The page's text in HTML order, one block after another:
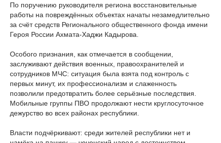
По поручению руководителя региона восстановительные
работы на повреждённых объектах начаты незамедлительно
за счёт средств Регионального общественного фонда имени
Героя России Ахмата-Хаджи Кадырова.
Особого признания, как отмечается в сообщении,
заслуживают действия военных, правоохранителей и
сотрудников МЧС: ситуация была взята под контроль с
первых минут, их профессионализм и слаженность
позволили предотвратить более серьёзные последствия.
Мобильные группы ПВО продолжают нести круглосуточное
дежурство во всех районах республики.
Власти подчёркивают: среди жителей республики нет и